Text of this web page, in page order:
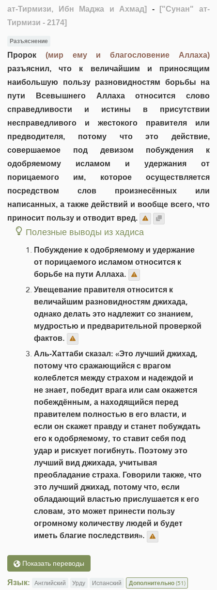
ат-Тирмизи, Ибн Маджа и Ахмад]
-
["Сунан" ат-
Тирмизи - 2174]
Разъяснение
Пророк (мир ему и благословение Аллаха)
разъяснил, что к величайшим и приносящим
наибольшую пользу разновидностям борьбы на
пути Всевышнего Аллаха относится слово
справедливости и истины в присутствии
несправедливого и жестокого правителя или
предводителя, потому что это действие,
совершаемое под девизом побуждения к
одобряемому исламом и удержания от
порицаемого им, которое осуществляется
посредством слов произнесённых или
написанных, а также действий и вообще всего, что
приносит пользу и отводит вред.
Полезные выводы из хадиса
Побуждение к одобряемому и удержание
от порицаемого исламом относится к
борьбе на пути Аллаха.
Увещевание правителя относится к
величайшим разновидностям джихада,
однако делать это надлежит со знанием,
мудростью и предварительной проверкой
фактов.
Аль-Хаттаби сказал: «Это лучший джихад,
потому что сражающийся с врагом
колеблется между страхом и надеждой и
не знает, победит врага или сам окажется
побеждённым, а находящийся перед
правителем полностью в его власти, и
если он скажет правду и станет побуждать
его к одобряемому, то ставит себя под
удар и рискует погибнуть. Поэтому это
лучший вид джихада, учитывая
преобладание страха. Говорили также, что
это лучший джихад, потому что, если
обладающий властью прислушается к его
словам, это может принести пользу
огромному количеству людей и будет
иметь благие последствия».
Показать переводы
Язык: Английский Урду Испанский Дополнительно(51)